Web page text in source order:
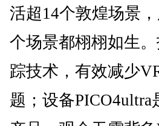
活超14个敦煌场景
个场景都栩栩如生
踪技术，有效减少
题；设备